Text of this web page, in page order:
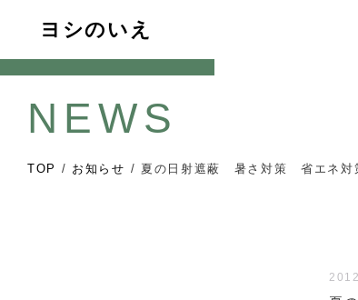
ヨシのいえ
NEWS
TOP / お知らせ / 夏の日射遮蔽 暑さ対策 省エネ対